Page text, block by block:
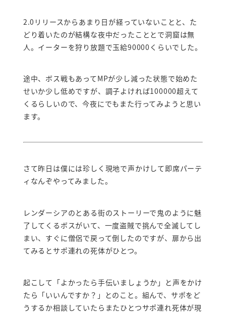
2.0リリースからあまり日が経っていないことと、た
どり着いたのが結構な夜中だったこととで洞窟は無
人。イーターを狩り放題で玉給90000くらいでした。
途中、ボス戦もあってMPが少し減った状態で始めた
せいか少し低めですが、調子よければ100000超えて
くるらしいので、今夜にでもまた行ってみようと思い
ます。
さて昨日は僕には珍しく現地で声かけして即席パーテ
ィなんぞやってみました。
レンダーシアのとある街のストーリーで鬼のように魅
了してくるボスがいて、一度盗賊で挑んで全滅してし
まい、すぐに僧侶で戻って倒したのですが、扉から出
てみるとサポ連れの死体がひとつ。
起こして「よかったら手伝いましょうか」と声をかけ
たら「いいんですか？」とのこと。組んで、サポをど
うするか相談していたらまたひとつサポ連れ死体が現